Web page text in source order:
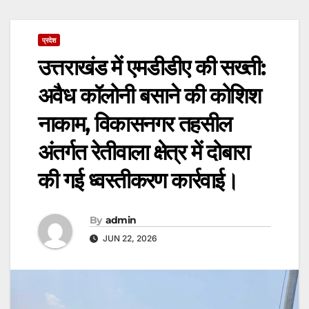
प्रदेश
उत्तराखंड में एमडीडीए की सख्ती:
अवैध कॉलोनी बसाने की कोशिश
नाकाम, विकासनगर तहसील
अंतर्गत रेतीवाला क्षेत्र में दोबारा
की गई ध्वस्तीकरण कार्रवाई।
By admin
JUN 22, 2026